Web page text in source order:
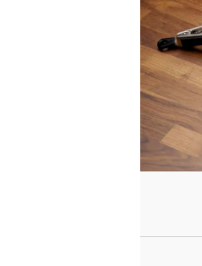
מק"ט GATL004
*משתתף במשלוח חינם (*ברכישה מעל 400 ש״ח​ |
כפל מבצעים והנחות)
-
+